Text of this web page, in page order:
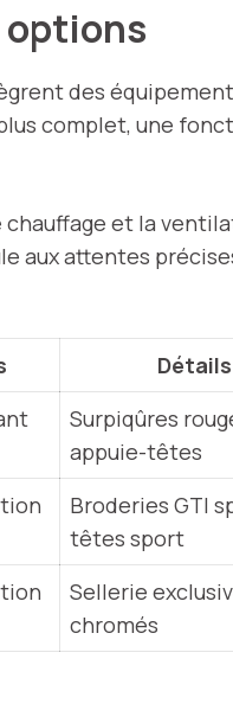
options
des
complet, une
et la
aux attentes
Surpiqûres
appuie-têtes
Broderies GTI
têtes sport
Sellerie
chromés